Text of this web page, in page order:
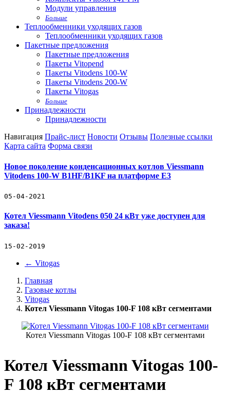
Модули управления
Больше
Теплообменники уходящих газов
Теплообменники уходящих газов
Пакетные предложения
Пакетные предложения
Пакеты Vitopend
Пакеты Vitodens 100-W
Пакеты Vitodens 200-W
Пакеты Vitogas
Больше
Принадлежности
Принадлежности
Навигация Прайс-лист Новости Отзывы Полезные ссылки
Карта сайта Форма связи
Новое поколение конденсационных котлов Viessmann
Vitodens 100-W B1HF/B1KF на платформе Е3
05-04-2021
Котел Viessmann Vitodens 050 24 кВт уже доступен для
заказа!
15-02-2019
← Vitogas
Главная
Газовые котлы
Vitogas
Котел Viessmann Vitogas 100-F 108 кВт сегментами
Котел Viessmann Vitogas 100-F 108 кВт сегментами
Котел Viessmann Vitogas 100-
F 108 кВт сегментами